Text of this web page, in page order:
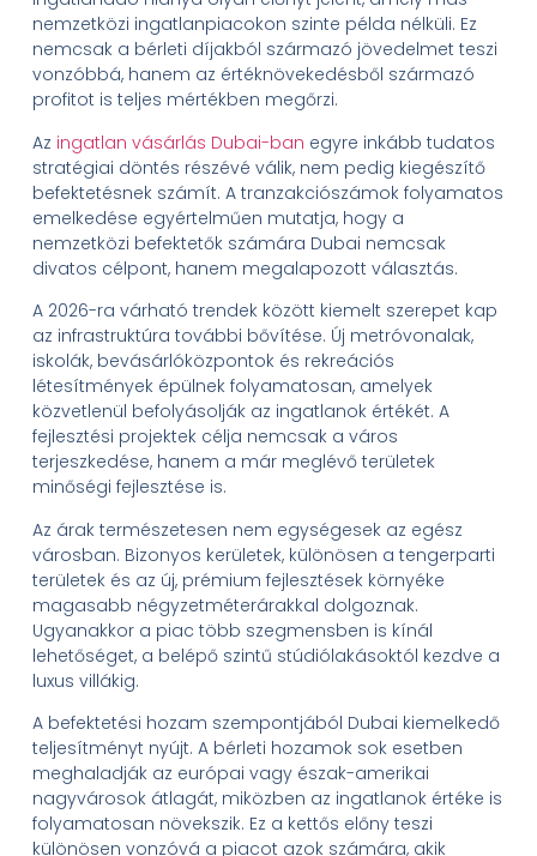
nemzetközi ingatlanpiacokon szinte példa nélküli. Ez
nemcsak a bérleti díjakból származó jövedelmet teszi
vonzóbbá, hanem az értéknövekedésből származó
profitot is teljes mértékben megőrzi.
Az ingatlan vásárlás Dubai-ban egyre inkább tudatos
stratégiai döntés részévé válik, nem pedig kiegészítő
befektetésnek számít. A tranzakciószámok folyamatos
emelkedése egyértelműen mutatja, hogy a
nemzetközi befektetők számára Dubai nemcsak
divatos célpont, hanem megalapozott választás.
A 2026-ra várható trendek között kiemelt szerepet kap
az infrastruktúra további bővítése. Új metróvonalak,
iskolák, bevásárlóközpontok és rekreációs
létesítmények épülnek folyamatosan, amelyek
közvetlenül befolyásolják az ingatlanok értékét. A
fejlesztési projektek célja nemcsak a város
terjeszkedése, hanem a már meglévő területek
minőségi fejlesztése is.
Az árak természetesen nem egységesek az egész
városban. Bizonyos kerületek, különösen a tengerparti
területek és az új, prémium fejlesztések környéke
magasabb négyzetméterárakkal dolgoznak.
Ugyanakkor a piac több szegmensben is kínál
lehetőséget, a belépő szintű stúdiólakásoktól kezdve a
luxus villákig.
A befektetési hozam szempontjából Dubai kiemelkedő
teljesítményt nyújt. A bérleti hozamok sok esetben
meghaladják az európai vagy észak-amerikai
nagyvárosok átlagát, miközben az ingatlanok értéke is
folyamatosan növekszik. Ez a kettős előny teszi
különösen vonzóvá a piacot azok számára, akik